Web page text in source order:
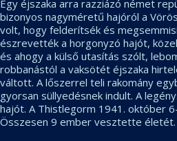
Egy éjszaka arra razziázó német
bizonyos nagyméretű hajóról a
volt, hogy felderítsék és
észrevették a horgonyzó hajót,
és ahogy a külső utasítás szólt,
robbanástól a vaksötét éjszaka
váltott. A lőszerrel teli rakomány
gyorsan süllyedésnek indult. A
hajót. A Thistlegorm 1941. október
Összesen 9 ember vesztette életét.